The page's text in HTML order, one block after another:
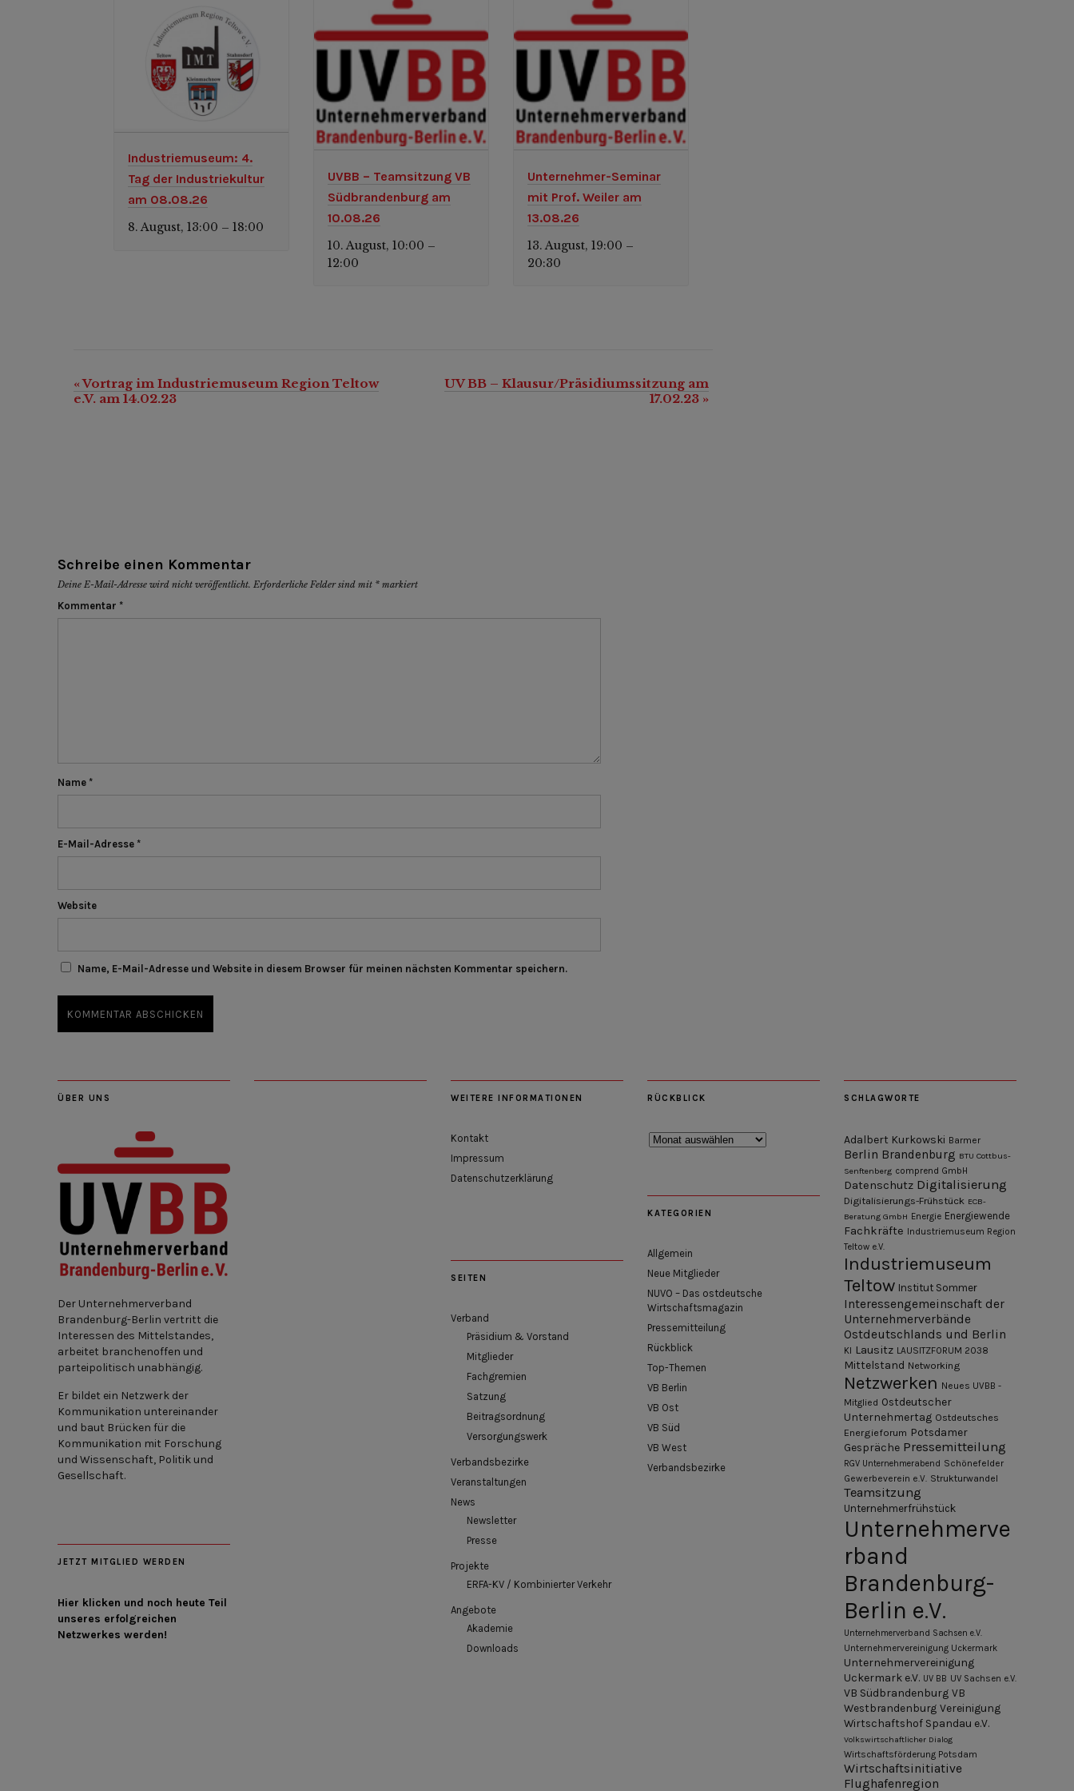
Industriemuseum: 4.
Tag der Industriekultur
am 08.08.26
8. August, 13:00 –18:00
UVBB – Teamsitzung VB
Südbrandenburg am
10.08.26
10. August, 10:00 –
12:00
Unternehmer-Seminar
mit Prof. Weiler am
13.08.26
13. August, 19:00 –
20:30
Veranstaltung-
Navigation
«Vortrag im Industriemuseum Region Teltow
e.V. am 14.02.23
UV BB – Klausur/Präsidiumssitzung am
17.02.23 »
Schreibe einen Kommentar
Deine E-Mail-Adresse wird nicht veröffentlicht. Erforderliche Felder sind mit * markiert
Kommentar *
Name *
E-Mail-Adresse *
Website
Name, E-Mail-Adresse und Website in diesem Browser für meinen nächsten Kommentar speichern.
ÜBER UNS
Der Unternehmerverband
Brandenburg-Berlin vertritt die
Interessen des Mittelstandes,
arbeitet branchenoffen und
parteipolitisch unabhängig.
Er bildet ein Netzwerk der
Kommunikation untereinander
und baut Brücken für die
Kommunikation mit Forschung
und Wissenschaft, Politik und
Gesellschaft.
JETZT MITGLIED WERDEN
Hier klicken und noch heute Teil
unseres erfolgreichen
Netzwerkes werden!
WEITERE INFORMATIONEN
Kontakt
Impressum
Datenschutzerklärung
SEITEN
Verband
Präsidium & Vorstand
Mitglieder
Fachgremien
Satzung
Beitragsordnung
Versorgungswerk
Verbandsbezirke
Veranstaltungen
News
Newsletter
Presse
Projekte
ERFA-KV / Kombinierter Verkehr
Angebote
Akademie
Downloads
RÜCKBLICK
Rückblick
KATEGORIEN
Allgemein
Neue Mitglieder
NUVO – Das ostdeutsche
Wirtschaftsmagazin
Pressemitteilung
Rückblick
Top-Themen
VB Berlin
VB Ost
VB Süd
VB West
Verbandsbezirke
SCHLAGWORTE
Adalbert Kurkowski Barmer
Berlin Brandenburg BTU Cottbus-
Senftenberg comprend GmbH
Datenschutz Digitalisierung
Digitalisierungs-Frühstück ECB-
Beratung GmbH Energie Energiewende
Fachkräfte
Industriemuseum Region
Teltow e.V.
Industriemuseum
Teltow Institut Sommer
Interessengemeinschaft der
Unternehmerverbände
Ostdeutschlands und Berlin
KI Lausitz LAUSITZFORUM 2038
Mittelstand Networking
Netzwerken Neues UVBB -
Mitglied Ostdeutscher
Unternehmertag Ostdeutsches
Energieforum Potsdamer
Gespräche Pressemitteilung
RGV Unternehmerabend Schönefelder
Gewerbeverein e.V. Strukturwandel
Teamsitzung
Unternehmerfrühstück
Unternehmerve
rband
Brandenburg-
Berlin e.V.
Unternehmerverband Sachsen e.V.
Unternehmervereinigung Uckermark
Unternehmervereinigung
Uckermark e.V. UV BB UV Sachsen e.V.
VB Südbrandenburg VB
Westbrandenburg Vereinigung
Wirtschaftshof Spandau e.V.
Volkswirtschaftlicher Dialog
Wirtschaftsförderung Potsdam
Wirtschaftsinitiative
Flughafenregion